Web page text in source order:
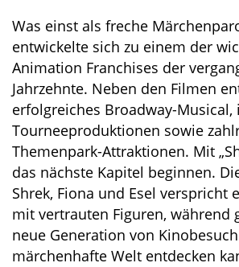
Was einst als freche
entwickelte sich zu einem der
Animation Franchises der
Jahrzehnte. Neben den Filmen
erfolgreiches Broadway-
Tourneeproduktionen sowie
Themenpark-Attraktionen. Mit
das nächste Kapitel beginnen.
Shrek, Fiona und Esel verspricht
mit vertrauten Figuren, während
neue Generation von
märchenhafte Welt entdecken